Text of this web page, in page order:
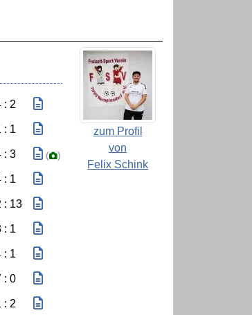
zum Profil
von
Felix Schink
: 2
: 1
: 3 ( )
: 1
: 13
: 1
: 1
: 0
: 2